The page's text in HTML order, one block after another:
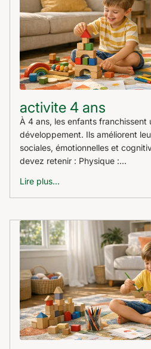
activite 4 ans
À 4 ans, les enfants franchissent
développement. Ils améliorent
sociales, émotionnelles et
devez retenir : Physique :...
Lire plus...